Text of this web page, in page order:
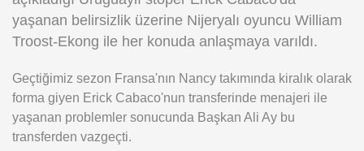
Android
yaşanan belirsizlik üzerine Nijeryalı oyuncu William
Troost-Ekong ile her konuda anlaşmaya varıldı.
Geçtiğimiz sezon Fransa'nın Nancy takımında kiralık olarak
forma giyen Erick Cabaco'nun transferinde menajeri ile
yaşanan problemler sonucunda Başkan Ali Ay bu
transferden vazgeçti.